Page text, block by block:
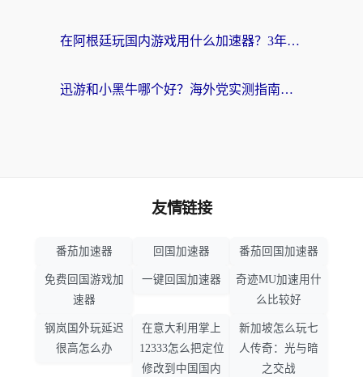
在阿根廷玩国内游戏用什么加速器？3年海外党亲测实用指南
迅游和小黑牛哪个好？海外党实测指南，选对中国地址加速器才能无缝刷国内资源
友情链接
番茄加速器 回国加速器 番茄回国加速器
免费回国游戏加
速器
一键回国加速器
奇迹MU加速用什
么比较好
钢岚国外玩延迟
很高怎么办
在意大利用掌上
12333怎么把定位
修改到中国国内
新加坡怎么玩七
人传奇：光与暗
之交战